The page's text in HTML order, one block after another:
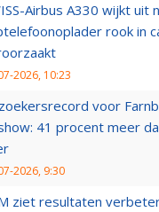
Airbus A330 wijkt uit
rook in
2026, 10:23
voor
41 procent meer
2026, 9:30
ziet resultaten